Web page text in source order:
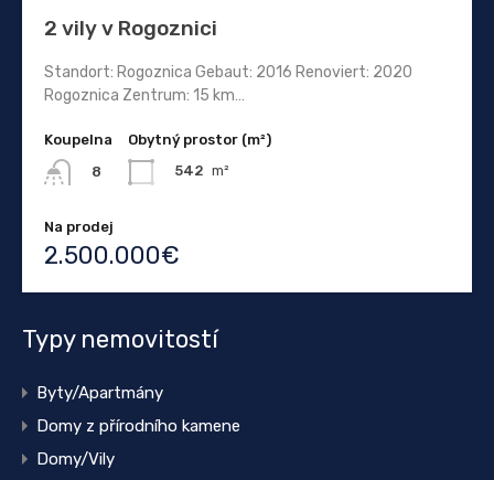
2 vily v Rogoznici
Standort: Rogoznica Gebaut: 2016 Renoviert: 2020
Rogoznica Zentrum: 15 km…
Koupelna
8
Obytný prostor (m²)
542 m²
Na prodej
2.500.000€
Typy nemovitostí
Byty/Apartmány
Domy z přírodního kamene
Domy/Vily